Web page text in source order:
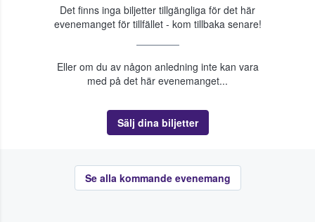
Det finns inga biljetter tillgängliga för det här
evenemanget för tillfället - kom tillbaka senare!
Eller om du av någon anledning inte kan vara
med på det här evenemanget...
Sälj dina biljetter
Se alla kommande evenemang